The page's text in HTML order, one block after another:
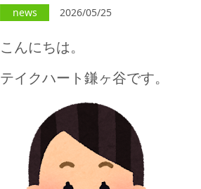
news 2026/05/25
こんにちは。
テイクハート鎌ヶ谷です。